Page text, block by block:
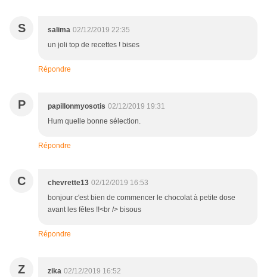
S salima 02/12/2019 22:35
un joli top de recettes ! bises
Répondre
P papillonmyosotis 02/12/2019 19:31
Hum quelle bonne sélection.
Répondre
C chevrette13 02/12/2019 16:53
bonjour c'est bien de commencer le chocolat à petite dose
avant les fêtes !!<br /> bisous
Répondre
Z zika 02/12/2019 16:52